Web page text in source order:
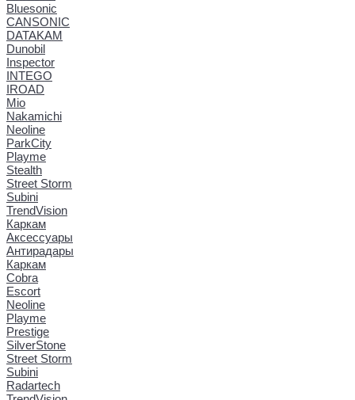
Bluesonic
CANSONIC
DATAKAM
Dunobil
Inspector
INTEGO
IROAD
Mio
Nakamichi
Neoline
ParkCity
Playme
Stealth
Street Storm
Subini
TrendVision
Каркам
Аксессуары
Антирадары
Каркам
Cobra
Escort
Neoline
Playme
Prestige
SilverStone
Street Storm
Subini
Radartech